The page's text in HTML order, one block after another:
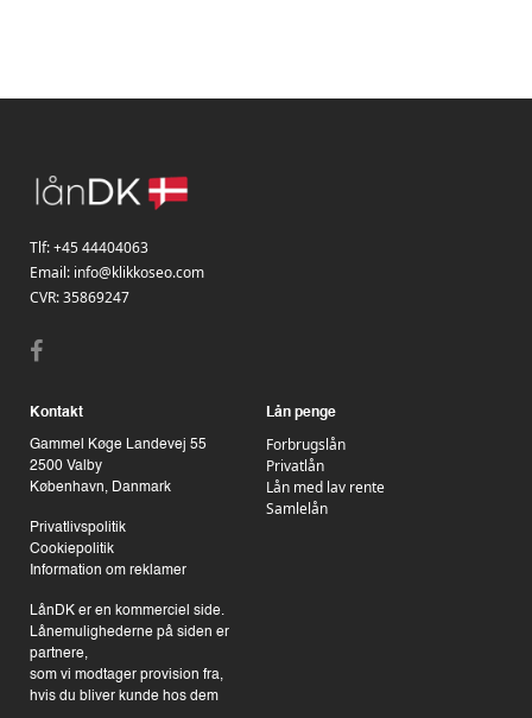
Tlf:+45 44404063
Email: info@klikkoseo.com
CVR: 35869247
Kontakt
Gammel Køge Landevej 55
2500 Valby
København, Danmark
Privatlivspolitik
Cookiepolitik
Information om reklamer
LånDK er en kommerciel side.
Lånemulighederne på siden er
partnere,
som vi modtager provision fra,
hvis du bliver kunde hos dem
Lån penge
Forbrugslån
Privatlån
Lån med lav rente
Samlelån